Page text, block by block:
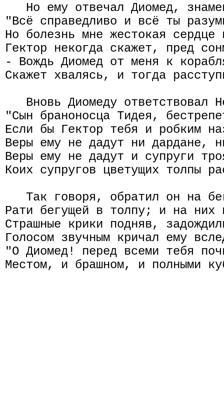
Но ему отвечал Диомед,
"Всё справедливо и всё ты
Но болезнь мне жестокая
Гектор некогда скажет, пред
- Вождь Диомед от меня к
Скажет хвалясь, и тогда
Вновь Диомеду ответствовал
"Сын браноносца Тидея,
Если бы Гектор тебя и робким
Веры ему не дадут ни дардане,
Веры ему не дадут и супруги
Коих супругов цветущих толпы
Так говоря, обратил он на
Рати бегущей в толпу; и на
Страшные крики подняв,
Голосом звучным кричал ему
"О Диомед! перед всеми тебя
Местом, и брашном, и полными